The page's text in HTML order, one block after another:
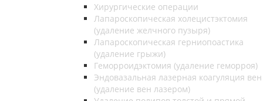
Хирургические операции
Лапароскопическая холецистэктомия
(удаление желчного пузыря)
Лапароскопическая герниопоастика
(удаление грыжи)
Геморроидэктомия (удаление геморроя)
Эндовазальная лазерная коагуляция вен
(удаление вен лазером)